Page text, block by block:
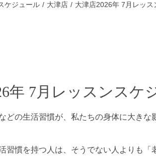
ケジュール 大津店 大津店2026年 7月レッス
年 7月レッスンスケ
どの生活習慣が、私たちの身体に大きな
習慣を持つ人は、そうでない人よりも「